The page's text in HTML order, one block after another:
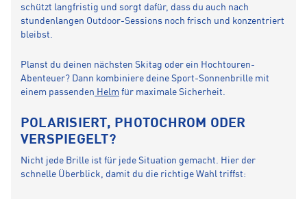
schützt langfristig und sorgt dafür, dass du auch nach
stundenlangen Outdoor-Sessions noch frisch und konzentriert
bleibst.
Planst du deinen nächsten Skitag oder ein Hochtouren-
Abenteuer? Dann kombiniere deine Sport-Sonnenbrille mit
einem passenden Helm für maximale Sicherheit.
POLARISIERT, PHOTOCHROM ODER
VERSPIEGELT?
Nicht jede Brille ist für jede Situation gemacht. Hier der
schnelle Überblick, damit du die richtige Wahl triffst: